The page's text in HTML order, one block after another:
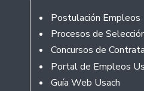
Footer
Postulación Empleos
Procesos de
Concursos de
Portal de Empleos
Guía Web Usach